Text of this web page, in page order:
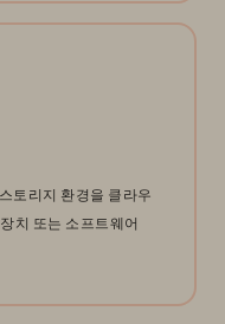
토리지 환경을 클라우
치 또는 소프트웨어